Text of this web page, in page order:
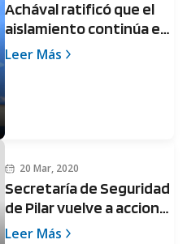
Achával ratificó que el
aislamiento continúa en
Pilar sin modificaciones
Leer Más
20 Mar, 2020
Secretaría de Seguridad
de Pilar vuelve a accionar
contra una vecina que
Leer Más